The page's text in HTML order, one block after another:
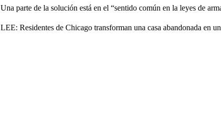
Una parte de la solución está en el “sentido común en la leyes de
LEE: Residentes de Chicago transforman una casa abandonada en